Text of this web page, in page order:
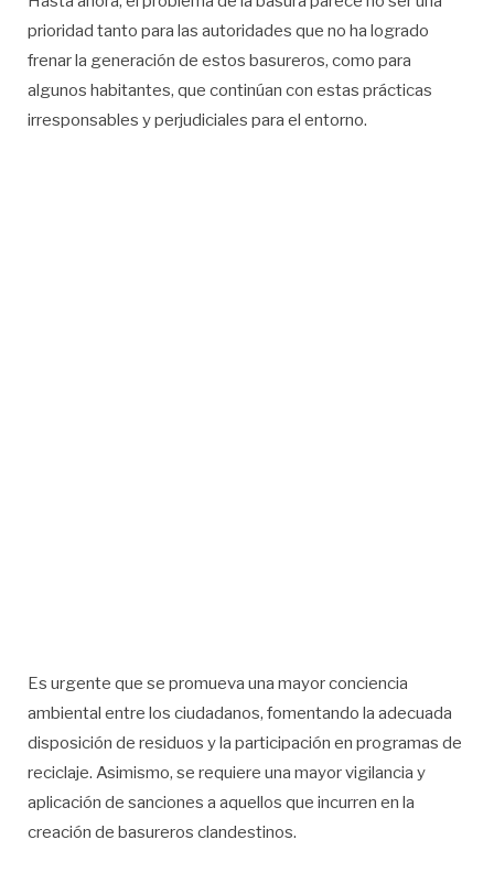
prioridad tanto para las autoridades que no ha logrado
frenar la generación de estos basureros, como para
algunos habitantes, que continúan con estas prácticas
irresponsables y perjudiciales para el entorno.
Es urgente que se promueva una mayor conciencia
ambiental entre los ciudadanos, fomentando la adecuada
disposición de residuos y la participación en programas de
reciclaje. Asimismo, se requiere una mayor vigilancia y
aplicación de sanciones a aquellos que incurren en la
creación de basureros clandestinos.